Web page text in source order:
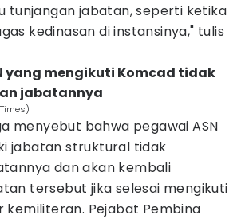
tunjangan jabatan, seperti ketika
kedinasan di instansinya," tulis
yang mengikuti Komcad tidak
jabatannya
menyebut bahwa pegawai ASN
jabatan struktural tidak
dan akan kembali
tersebut jika selesai mengikuti
kemiliteran. Pejabat Pembina